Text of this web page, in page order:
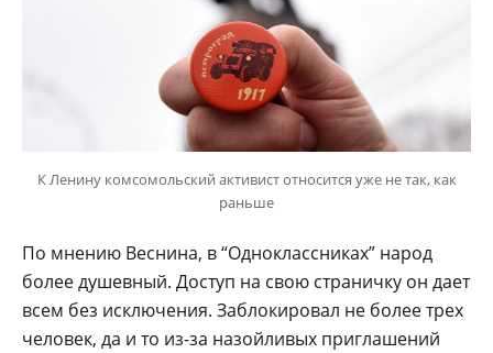
К Ленину комсомольский активист относится уже не так, как
раньше
По мнению Веснина, в “Одноклассниках” народ
более душевный. Доступ на свою страничку он дает
всем без исключения. Заблокировал не более трех
человек, да и то из-за назойливых приглашений